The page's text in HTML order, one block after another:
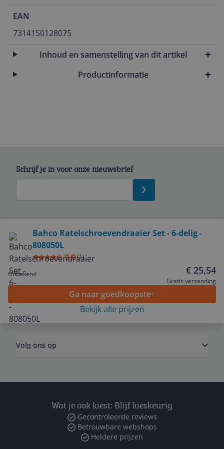
EAN
7314150128075
Inhoud en samenstelling van dit artikel
Productinformatie
Bahco Ratelschroevendraaier Set - 6-delig -
808050L
9.0(1)
Onbekend
€ 25,54
Gratis verzending
Ga naar goedkoopste
Bekijk alle prijzen
Schrijf je in voor onze nieuwsbrief
Service
Algemeen
Volg ons op
Wat je ook kiest: Blijf kieskeurig
Gecontroleerde reviews
Betrouwbare webshops
Heldere prijzen